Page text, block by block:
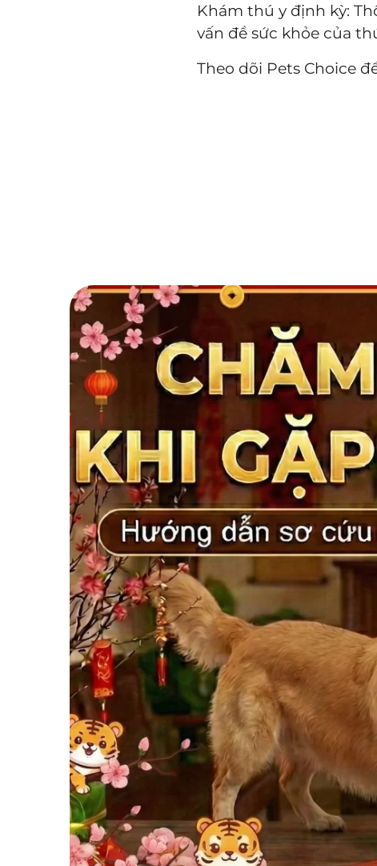
Khám thú y định kỳ:
vấn đề sức khỏe của
Theo dõi Pets Choice